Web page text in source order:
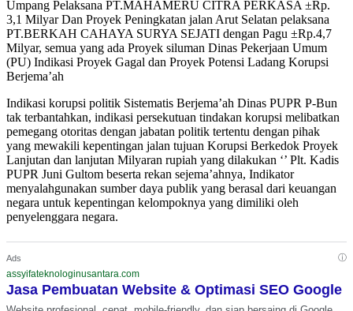
Umpang Pelaksana PT.MAHAMERU CITRA PERKASA ±Rp.
3,1 Milyar Dan Proyek Peningkatan jalan Arut Selatan pelaksana
PT.BERKAH CAHAYA SURYA SEJATI dengan Pagu ±Rp.4,7
Milyar, semua yang ada Proyek siluman Dinas Pekerjaan Umum
(PU) Indikasi Proyek Gagal dan Proyek Potensi Ladang Korupsi
Berjema’ah
Indikasi korupsi politik Sistematis Berjema’ah Dinas PUPR P-Bun
tak terbantahkan, indikasi persekutuan tindakan korupsi melibatkan
pemegang otoritas dengan jabatan politik tertentu dengan pihak
yang mewakili kepentingan jalan tujuan Korupsi Berkedok Proyek
Lanjutan dan lanjutan Milyaran rupiah yang dilakukan ‘’ Plt. Kadis
PUPR Juni Gultom beserta rekan sejema’ahnya, Indikator
menyalahgunakan sumber daya publik yang berasal dari keuangan
negara untuk kepentingan kelompoknya yang dimiliki oleh
penyelenggara negara.
Ads ⓘ
assyifateknologinusantara.com
Jasa Pembuatan Website & Optimasi SEO Google